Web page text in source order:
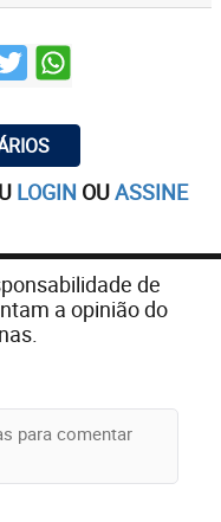
LOGIN OUASSINE
de
a opinião do